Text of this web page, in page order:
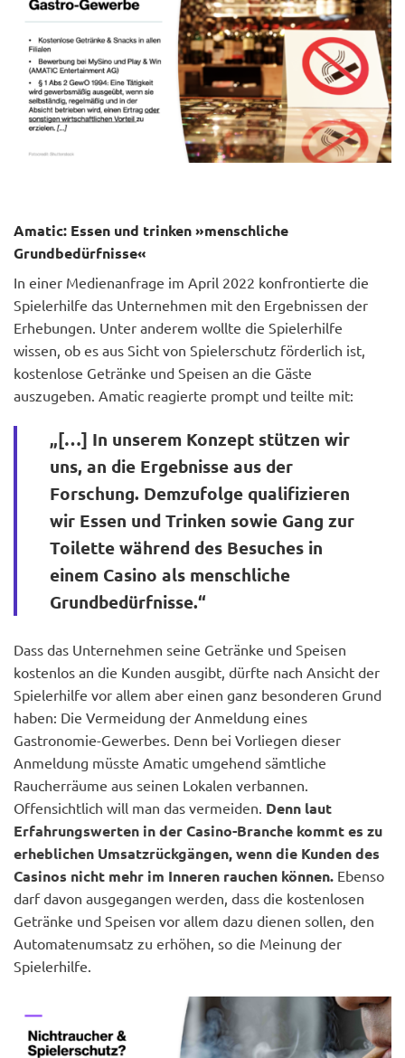
Amatic: Essen und trinken »menschliche
Grundbedürfnisse«
In einer Medienanfrage im April 2022 konfrontierte die
Spielerhilfe das Unternehmen mit den Ergebnissen der
Erhebungen. Unter anderem wollte die Spielerhilfe
wissen, ob es aus Sicht von Spielerschutz förderlich ist,
kostenlose Getränke und Speisen an die Gäste
auszugeben. Amatic reagierte prompt und teilte mit:
„[…] In unserem Konzept stützen wir
uns, an die Ergebnisse aus der
Forschung. Demzufolge qualifizieren
wir Essen und Trinken sowie Gang zur
Toilette während des Besuches in
einem Casino als menschliche
Grundbedürfnisse.“
Dass das Unternehmen seine Getränke und Speisen
kostenlos an die Kunden ausgibt, dürfte nach Ansicht der
Spielerhilfe vor allem aber einen ganz besonderen Grund
haben: Die Vermeidung der Anmeldung eines
Gastronomie-Gewerbes. Denn bei Vorliegen dieser
Anmeldung müsste Amatic umgehend sämtliche
Raucherräume aus seinen Lokalen verbannen.
Offensichtlich will man das vermeiden. Denn laut
Erfahrungswerten in der Casino-Branche kommt es zu
erheblichen Umsatzrückgängen, wenn die Kunden des
Casinos nicht mehr im Inneren rauchen können. Ebenso
darf davon ausgegangen werden, dass die kostenlosen
Getränke und Speisen vor allem dazu dienen sollen, den
Automatenumsatz zu erhöhen, so die Meinung der
Spielerhilfe.